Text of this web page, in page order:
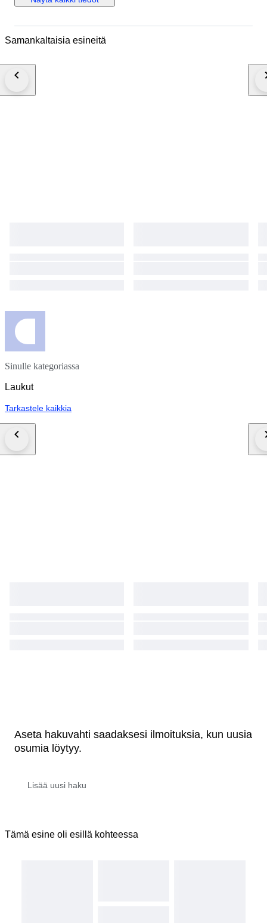
Samankaltaisia esineitä
Sinulle kategoriassa
Laukut
Tarkastele kaikkia
Aseta hakuvahti saadaksesi ilmoituksia, kun uusia
osumia löytyy.
Tämä esine oli esillä kohteessa